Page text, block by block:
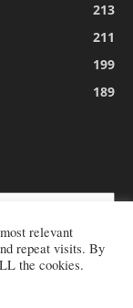
213
211
199
189
-
relevant
repeat visits. By
the cookies.